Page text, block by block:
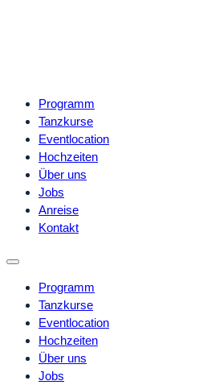
Programm
Tanzkurse
Eventlocation
Hochzeiten
Über uns
Jobs
Anreise
Kontakt
Programm
Tanzkurse
Eventlocation
Hochzeiten
Über uns
Jobs